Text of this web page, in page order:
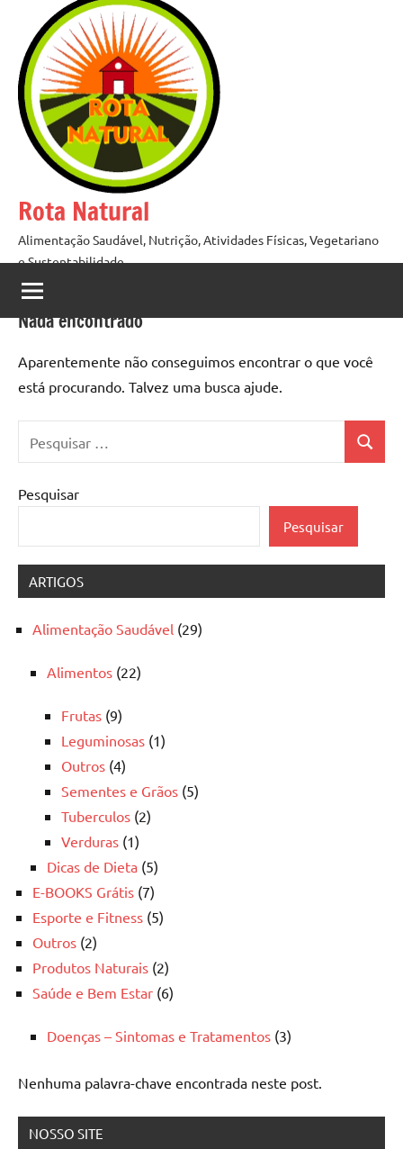
conteúdo
Rota Natural
Alimentação Saudável, Nutrição, Atividades Físicas, Vegetariano
e Sustentabilidade
Nada encontrado
Aparentemente não conseguimos encontrar o que você
está procurando. Talvez uma busca ajude.
por:
Pesquisar
Pesquisar
ARTIGOS
Alimentação Saudável (29)
Alimentos (22)
Frutas (9)
Leguminosas (1)
Outros (4)
Sementes e Grãos (5)
Tuberculos (2)
Verduras (1)
Dicas de Dieta (5)
E-BOOKS Grátis (7)
Esporte e Fitness (5)
Outros (2)
Produtos Naturais (2)
Saúde e Bem Estar (6)
Doenças – Sintomas e Tratamentos (3)
Nenhuma palavra-chave encontrada neste post.
NOSSO SITE